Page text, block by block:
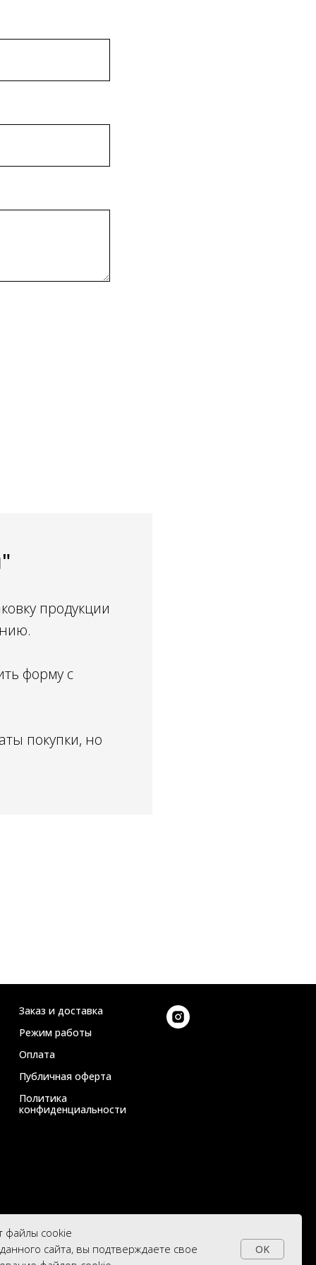
файлы cookie
сайта, вы подтверждаете свое
OK
продукции
форму с
покупки, но
Заказ и доставка
Режим работы
Оплата
Публичная оферта
Политика
конфиденциальности